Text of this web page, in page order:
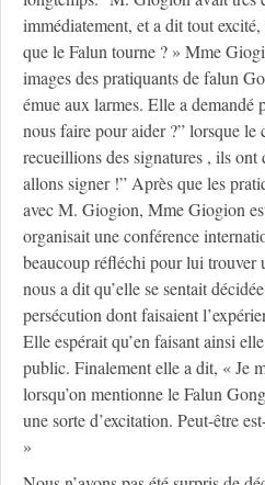
immédiatement, et a dit tout
que le Falun tourne ? » Mme
images des pratiquants de falun
émue aux larmes. Elle a demandé
nous faire pour aider ?” lorsque le
recueillions des signatures , ils
allons signer !” Après que les
avec M. Giogion, Mme Giogion
organisait une conférence
beaucoup réfléchi pour lui trouver
nous a dit qu’elle se sentait
persécution dont faisaient
Elle espérait qu’en faisant ainsi
public. Finalement elle a dit, « Je
lorsqu’on mentionne le Falun
une sorte d’excitation. Peut-être
»